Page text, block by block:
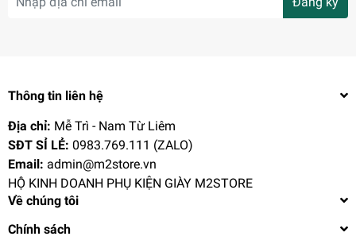
Thông tin liên hệ
Địa chỉ: Mễ Trì - Nam Từ Liêm
SĐT SỈ LẺ: 0983.769.111 (ZALO)
Email: admin@m2store.vn
HỘ KINH DOANH PHỤ KIỆN GIÀY M2STORE
Về chúng tôi
Chính sách